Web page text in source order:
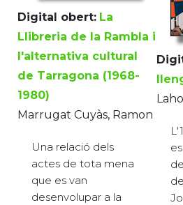
Digital obert: La
Llibreria de la Rambla i
l'alternativa cultural
de Tarragona (1968-
1980)
Marrugat Cuyàs, Ramon
Una relació dels
actes de tota mena
que es van
desenvolupar a la